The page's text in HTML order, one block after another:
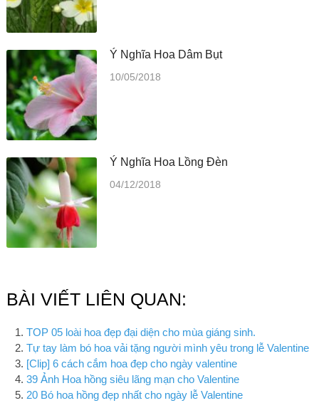
Ý Nghĩa Hoa Dâm Bụt
10/05/2018
Ý Nghĩa Hoa Lồng Đèn
04/12/2018
BÀI VIẾT LIÊN QUAN:
TOP 05 loài hoa đẹp đại diện cho mùa giáng sinh.
Tự tay làm bó hoa vải tặng người mình yêu trong lễ Valentine
[Clip] 6 cách cắm hoa đẹp cho ngày valentine
39 Ảnh Hoa hồng siêu lãng mạn cho Valentine
20 Bó hoa hồng đẹp nhất cho ngày lễ Valentine